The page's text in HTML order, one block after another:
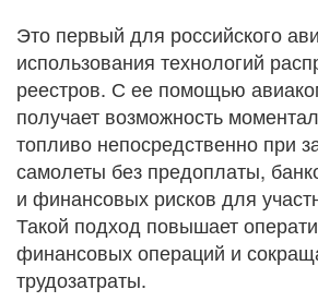
Это первый для российского
использования технологий
реестров. С ее помощью
получает возможность
топливо непосредственно при
самолеты без предоплаты,
и финансовых рисков для
Такой подход повышает
финансовых операций и
трудозатраты.